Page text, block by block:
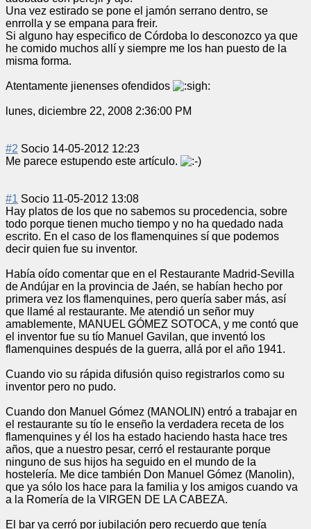
Una vez estirado se pone el jamón serrano dentro, se
enrrolla y se empana para freir.
Si alguno hay especifico de Córdoba lo desconozco ya que
he comido muchos allí y siempre me los han puesto de la
misma forma.
Atentamente jienenses ofendidos
lunes, diciembre 22, 2008 2:36:00 PM
#2 Socio 14-05-2012 12:23
Me parece estupendo este artículo.
#1 Socio 11-05-2012 13:08
Hay platos de los que no sabemos su procedencia, sobre
todo porque tienen mucho tiempo y no ha quedado nada
escrito. En el caso de los flamenquines sí que podemos
decir quien fue su inventor.
Había oído comentar que en el Restaurante Madrid-Sevilla
de Andújar en la provincia de Jaén, se habían hecho por
primera vez los flamenquines, pero quería saber más, así
que llamé al restaurante. Me atendió un señor muy
amablemente, MANUEL GÓMEZ SOTOCA, y me contó que
el inventor fue su tío Manuel Gavilan, que inventó los
flamenquines después de la guerra, allá por el año 1941.
Cuando vio su rápida difusión quiso registrarlos como su
inventor pero no pudo.
Cuando don Manuel Gómez (MANOLIN) entró a trabajar en
el restaurante su tío le enseño la verdadera receta de los
flamenquines y él los ha estado haciendo hasta hace tres
años, que a nuestro pesar, cerró el restaurante porque
ninguno de sus hijos ha seguido en el mundo de la
hostelería. Me dice también Don Manuel Gómez (Manolin),
que ya sólo los hace para la familia y los amigos cuando va
a la Romería de la VIRGEN DE LA CABEZA.
El bar ya cerró por jubilación pero recuerdo que tenía